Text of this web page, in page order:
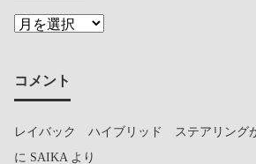
コメント
レイバック ハイブリッド ステアリング
に SAIKA より